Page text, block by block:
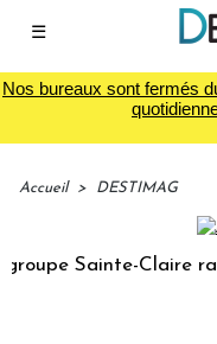
☰
Nos bureaux sont fermés
Accueil > DESTIMAG
Sainte-Claire